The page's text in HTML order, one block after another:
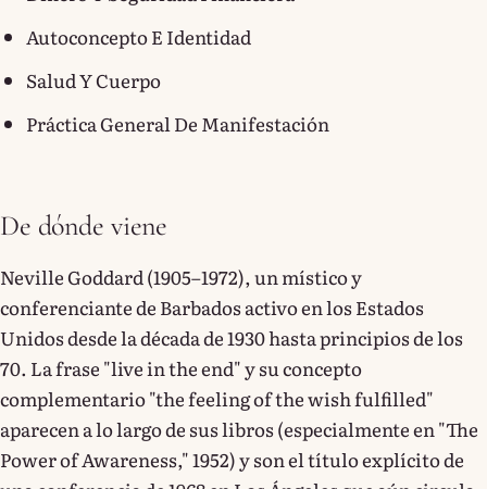
Autoconcepto E Identidad
Salud Y Cuerpo
Práctica General De Manifestación
De dónde viene
Neville Goddard (1905–1972), un místico y
conferenciante de Barbados activo en los Estados
Unidos desde la década de 1930 hasta principios de los
70. La frase "live in the end" y su concepto
complementario "the feeling of the wish fulfilled"
aparecen a lo largo de sus libros (especialmente en "The
Power of Awareness," 1952) y son el título explícito de